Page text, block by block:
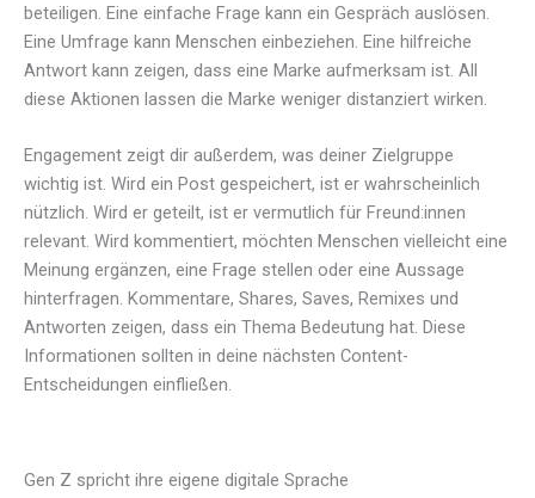
beteiligen. Eine einfache Frage kann ein Gespräch auslösen.
Eine Umfrage kann Menschen einbeziehen. Eine hilfreiche
Antwort kann zeigen, dass eine Marke aufmerksam ist. All
diese Aktionen lassen die Marke weniger distanziert wirken.
Engagement zeigt dir außerdem, was deiner Zielgruppe
wichtig ist. Wird ein Post gespeichert, ist er wahrscheinlich
nützlich. Wird er geteilt, ist er vermutlich für Freund:innen
relevant. Wird kommentiert, möchten Menschen vielleicht eine
Meinung ergänzen, eine Frage stellen oder eine Aussage
hinterfragen. Kommentare, Shares, Saves, Remixes und
Antworten zeigen, dass ein Thema Bedeutung hat. Diese
Informationen sollten in deine nächsten Content-
Entscheidungen einfließen.
Gen Z spricht ihre eigene digitale Sprache